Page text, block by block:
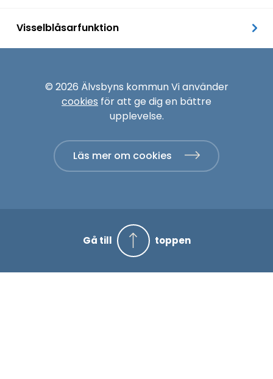
Visselblåsarfunktion
© 2026 Älvsbyns kommun Vi använder
cookies för att ge dig en bättre
upplevelse.
Läs mer om cookies
Gå till toppen